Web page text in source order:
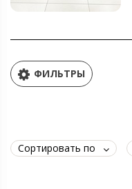
ФИЛЬТРЫ
Сортировать по